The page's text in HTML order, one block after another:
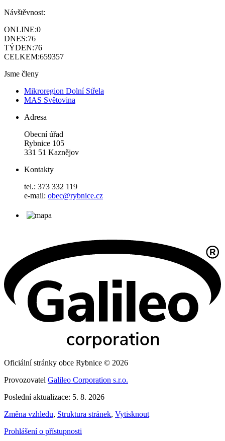
Návštěvnost:
ONLINE:0
DNES:76
TÝDEN:76
CELKEM:659357
Jsme členy
Mikroregion Dolní Střela
MAS Světovina
Adresa
Obecní úřad
Rybnice 105
331 51 Kaznějov
Kontakty
tel.: 373 332 119
e-mail: obec@rybnice.cz
Oficiální stránky obce Rybnice © 2026
Provozovatel Galileo Corporation s.r.o.
Poslední aktualizace: 5. 8. 2026
Změna vzhledu, Struktura stránek, Vytisknout
Prohlášení o přístupnosti